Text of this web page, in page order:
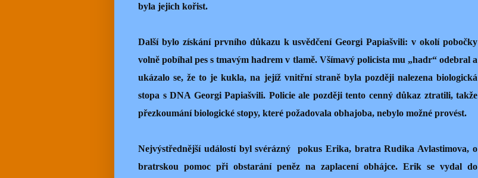
byla jejich kořist.
Další bylo získání prvního důkazu k usvědčení Georgi Papiašvili: v okolí pobočky
volně pobíhal pes s tmavým hadrem v tlamě. Všímavý policista mu „hadr“ odebral a
ukázalo se, že to je kukla, na jejíž vnitřní straně byla později nalezena biologická
stopa s DNA Georgi Papiašvili. Policie ale později tento cenný důkaz ztratili, takže
přezkoumání biologické stopy, které požadovala obhajoba, nebylo možné provést.
Nejvýstřednější událostí byl svérázný pokus Erika, bratra Rudika Avlastimova, o
bratrskou pomoc při obstarání peněz na zaplacení obhájce. Erik se vydal do